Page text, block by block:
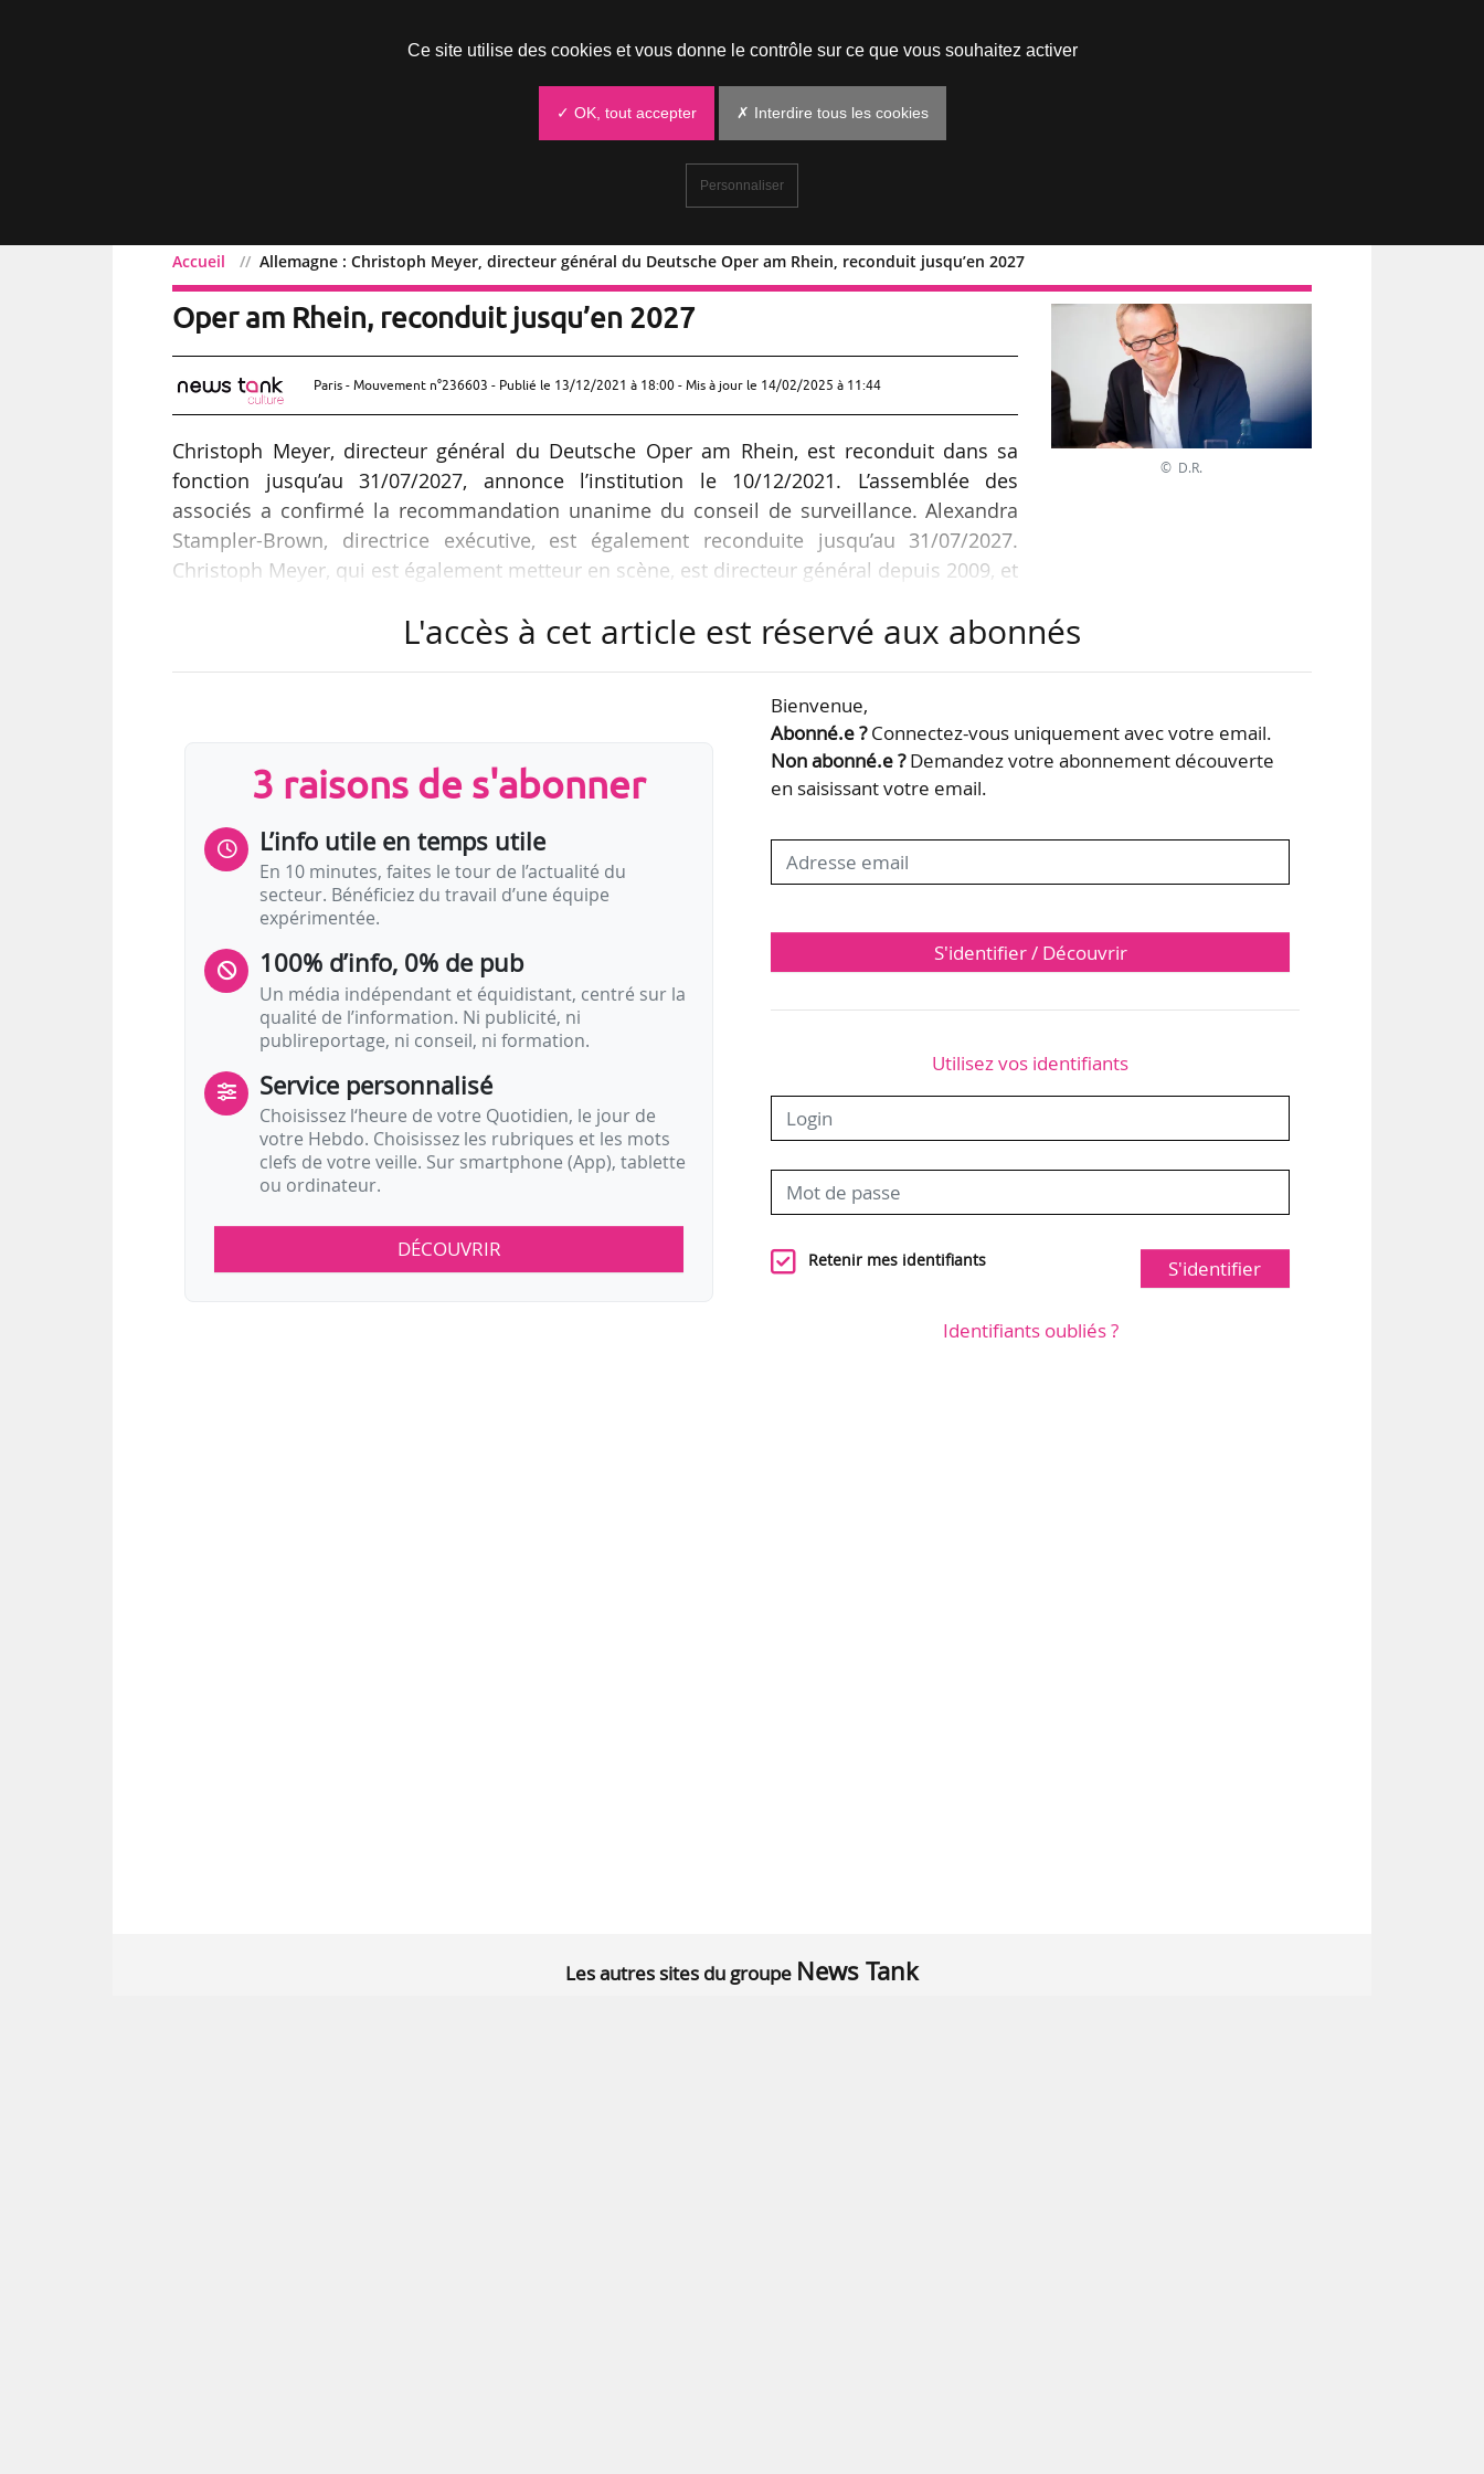
Accueil Allemagne : Christoph Meyer, directeur général du Deutsche Oper am Rhein, reconduit jusqu’en 2027
Allemagne : Christoph Meyer, directeur général du Deutsche
Oper am Rhein, reconduit jusqu’en 2027
Paris - Mouvement n°236603 - Publié le 13/12/2021 à 18:00- Mis à jour le 14/02/2025 à 11:44
Christoph Meyer, directeur général du Deutsche Oper am Rhein, est reconduit dans sa
fonction jusqu’au 31/07/2027, annonce l’institution le 10/12/2021. L’assemblée des
associés a confirmé la recommandation unanime du conseil de surveillance. Alexandra
Stampler-Brown, directrice exécutive, est également reconduite jusqu’au 31/07/2027.
Christoph Meyer, qui est également metteur en scène, est directeur général depuis 2009, et
« Festival Internacional de Música y Danza » de Grenade et la Fundación de Cultura « La
© D.R.
L'accès à cet article est réservé aux abonnés
3 raisons de s'abonner
L’info utile en temps utile
En 10 minutes, faites le tour de l’actualité du
secteur. Bénéficiez du travail d’une équipe
expérimentée.
100% d’info, 0% de pub
Un média indépendant et équidistant, centré sur la
qualité de l’information. Ni publicité, ni
publireportage, ni conseil, ni formation.
Service personnalisé
Choisissez l‘heure de votre Quotidien, le jour de
votre Hebdo. Choisissez les rubriques et les mots
clefs de votre veille. Sur smartphone (App), tablette
ou ordinateur.
DÉCOUVRIR
Bienvenue,
Abonné.e ?Connectez-vous uniquement avec votre email.
Non abonné.e ?Demandez votre abonnement découverte
en saisissant votre email.
S'identifier / Découvrir
Utilisez vos identifiants
Retenir mes identifiants S'identifier
Identifiants oubliés ?
Les autres sites du groupe News Tank
Ce site utilise des cookies et vous donne le contrôle sur ce que vous souhaitez activer
✓ OK, tout accepter ✗ Interdire tous les cookies
Personnaliser